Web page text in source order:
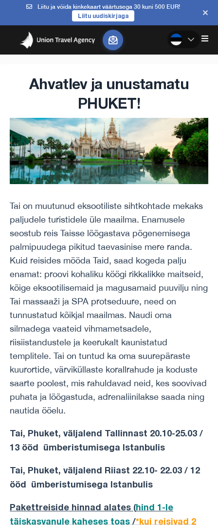
Liitu ja võida kinkekaart väärtusega 30 kuni 500 EUR!
Liitu uudiskirjaga
Ahvatlev ja unustamatu
PHUKET!
Tai on muutunud eksootiliste sihtkohtade mekaks
paljudele turistidele üle maailma. Enamusele
seostub reis Taisse lõõgastava põgenemisega
palmipuudega pikitud taevasinise mere randa.
Kuid reisides mööda Taid, saad kogeda palju
enamat: proovi kohaliku köögi rikkalikke maitseid,
kõige eksootilisemaid ja magusamaid puuvilju ning
Tai massaaži ja SPA protseduure, need on
tunnustatud kõikjal maailmas. Naudi oma
silmadega vaateid vihmametsadele,
riisiistandustele ja keerukalt kaunistatud
templitele. Tai on tuntud ka oma suurepäraste
kuurortide, värviküllaste korallrahude ja koduste
saarte poolest, mis rahuldavad neid, kes soovivad
puhata ja lõõgastuda, adrenaliinilakse saada ning
nautida ööelu.
Tai, Phuket, väljalend Tallinnast 20.10-25.03 /
13 ööd ümberistumisega Istanbulis
Tai, Phuket, väljalend Riiast 22.10- 22.03 / 12
ööd ümberistumisega Istanbulis
Pakettreiside hinnad alates (hind 1-le
täiskasvanule kaheses toas /*kui reisivad 2